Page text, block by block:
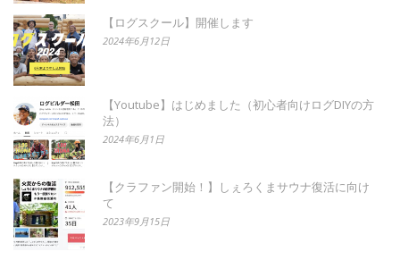
【ログスクール】開催します
2024年6月12日
【Youtube】はじめました（初心者向けログDIYの方
法）
2024年6月1日
【クラファン開始！】しぇろくまサウナ復活に向け
て
2023年9月15日